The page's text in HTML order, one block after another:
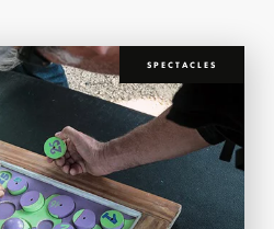
SPECTACLES